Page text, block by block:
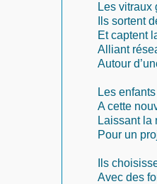
Les vitraux
Ils sortent
Et captent
Alliant
Autour
Les
A cette
Laissant la
Pour un
Ils
Avec des